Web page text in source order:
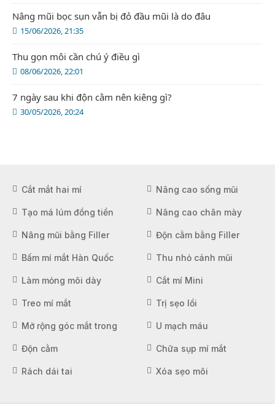
15/06/2026, 21:35
Nâng mũi bọc sụn vẫn bị đỏ đầu mũi là do đâu
08/06/2026, 22:01
Thu gọn môi cần chú ý điều gì
30/05/2026, 20:24
7 ngày sau khi độn cằm nên kiêng gì?
Cắt mắt hai mí Nâng cao sống mũi
Tạo má lúm đồng tiền Nâng cao chân mày
Nâng mũi bằng Filler Độn cằm bằng Filler
Bấm mí mắt Hàn Quốc Thu nhỏ cánh mũi
Làm mỏng môi dày Cắt mí Mini
Treo mí mắt Trị sẹo lồi
Mở rộng góc mắt trong U mạch máu
Độn cằm Chữa sụp mí mắt
Rách dái tai Xóa sẹo môi